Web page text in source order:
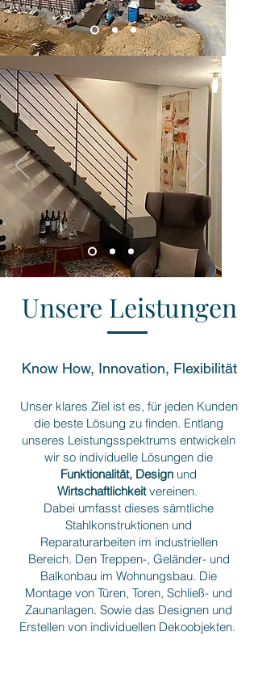
Unsere Leistungen
Know How, Innovation, Flexibilität
Unser klares Ziel ist es, für jeden Kunden
die beste Lösung zu finden. Entlang
unseres Leistungsspektrums entwickeln
wir so individuelle Lösungen die
Funktionalität, Design und
Wirtschaftlichkeitvereinen.
Dabei umfasst dieses sämtliche
Stahlkonstruktionen und
Reparaturarbeiten im industriellen
Bereich. Den Treppen-, Geländer- und
Balkonbau im Wohnungsbau. Die
Montage von Türen, Toren, Schließ- und
Zaunanlagen. Sowie das Designen und
Erstellen von individuellen Dekoobjekten.